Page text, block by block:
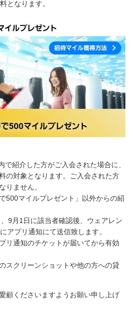
となります。
で紹介した方がご入会された場合に、
の対象となります。ご入会された方
りません。
500マイルプレゼント」以外からの紹
9月1日に該当者確認後、ウェアレン
アプリ通知にて送信致します。
リ通知のチケットが届いてから有効
スクリーンショットや他の方への貸
顧くださいますようお願い申し上げ